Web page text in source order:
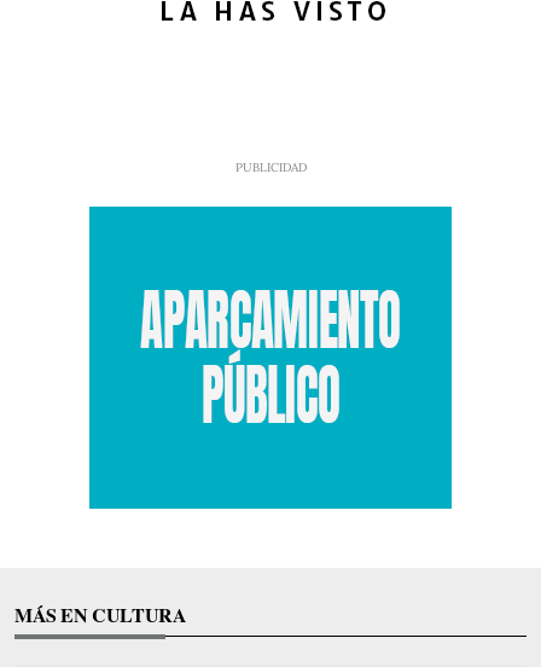
MÁS EN CULTURA